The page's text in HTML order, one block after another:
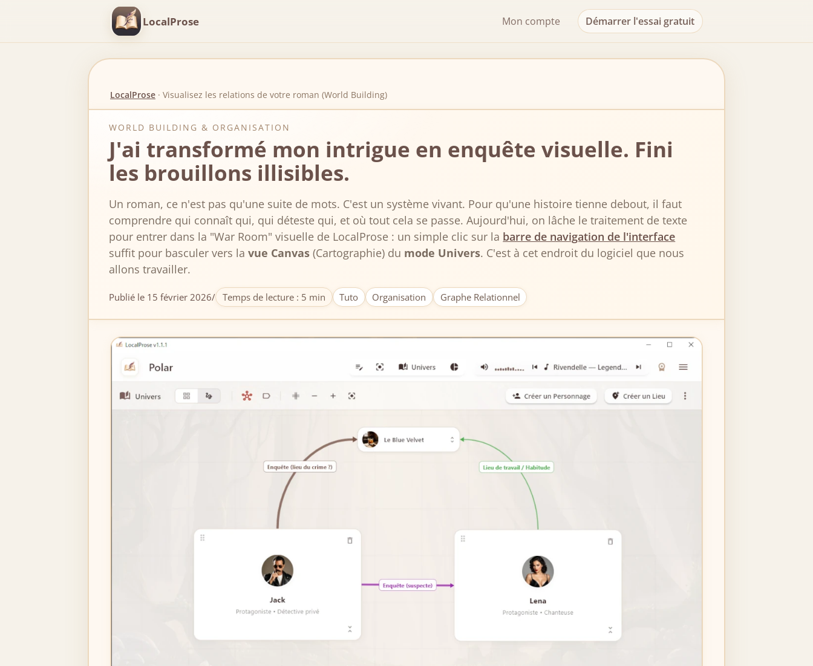
LocalProse Mon compte Démarrer l'essai gratuit
LocalProse · Visualisez les relations de votre roman (World Building)
WORLD BUILDING & ORGANISATION
J'ai transformé mon intrigue en enquête visuelle. Fini
les brouillons illisibles.
Un roman, ce n'est pas qu'une suite de mots. C'est un système vivant. Pour qu'une histoire tienne debout, il faut
comprendre qui connaît qui, qui déteste qui, et où tout cela se passe. Aujourd'hui, on lâche le traitement de texte
pour entrer dans la "War Room" visuelle de LocalProse : un simple clic sur la barre de navigation de l'interface
suffit pour basculer vers lavue Canvas (Cartographie) du mode Univers. C'est à cet endroit du logiciel que nous
allons travailler.
Publié le 15 février 2026/ Temps de lecture : 5 min Tuto Organisation Graphe Relationnel